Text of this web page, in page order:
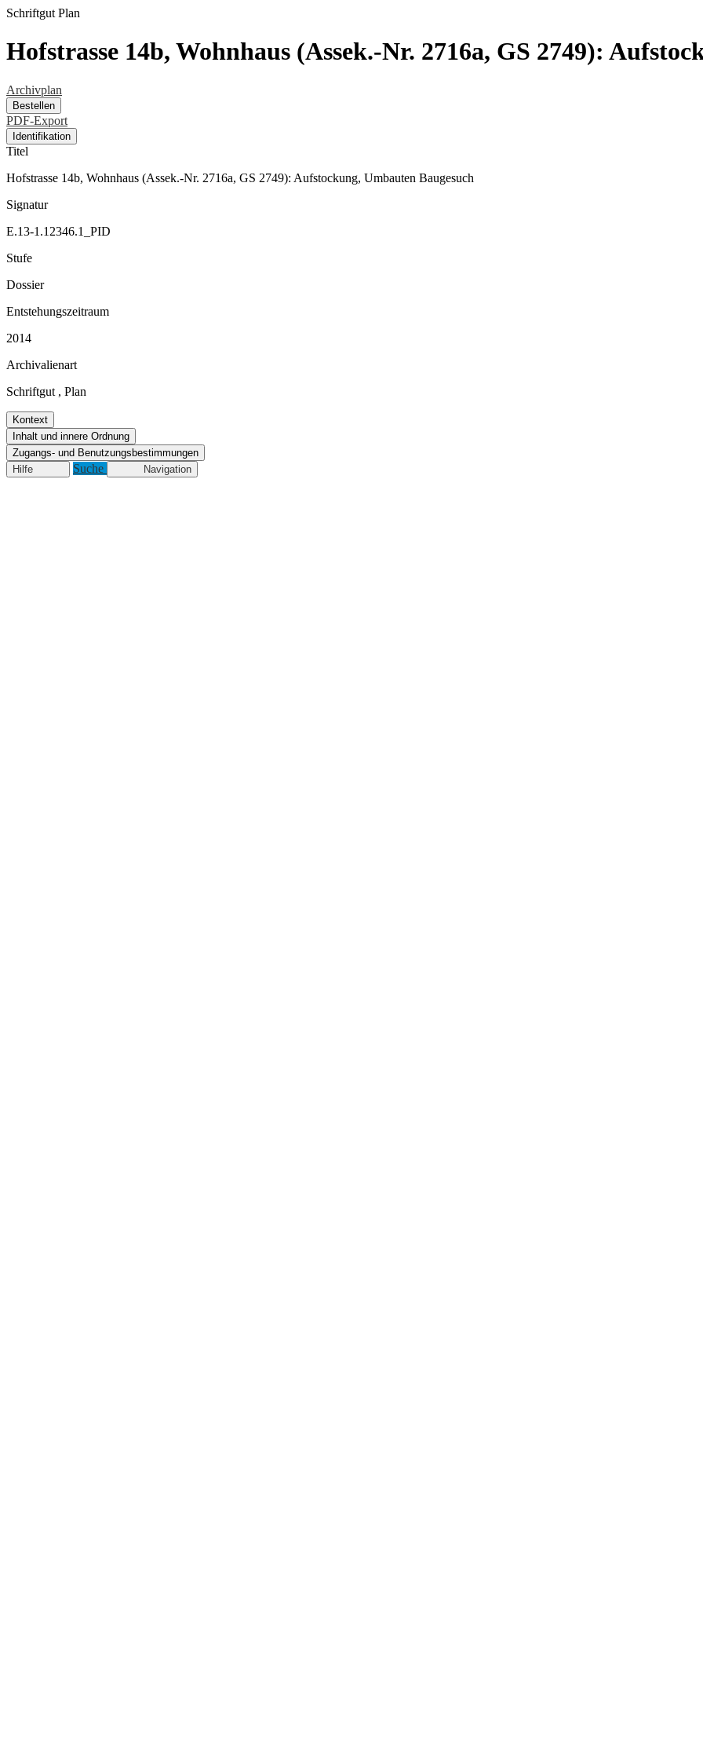
Schriftgut Plan
Hofstrasse 14b, Wohnhaus (Assek.-Nr. 2716a, GS 2749):
Archivplan
Bestellen
PDF-Export
Identifikation
Titel
Hofstrasse 14b, Wohnhaus (Assek.-Nr. 2716a, GS 2749): Aufstockung, Umbauten Baugesuch
Signatur
E.13-1.12346.1_PID
Stufe
Dossier
Entstehungszeitraum
2014
Archivalienart
Schriftgut , Plan
Kontext
Inhalt und innere Ordnung
Zugangs- und Benutzungsbestimmungen
Hilfe
Suche Navigation